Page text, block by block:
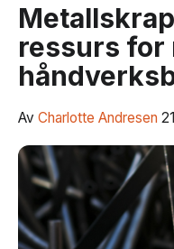
ressurs for
Av Charlotte Andresen